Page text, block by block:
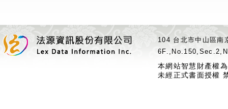
104 台北市中山區
本網站智慧財產權
未經正式書面授權